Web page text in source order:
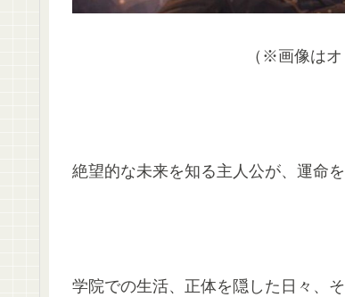
（※画像は
絶望的な未来を知る主人公が、運命
学院での生活、正体を隠した日々、